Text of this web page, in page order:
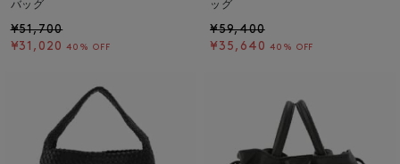
バッグ
¥51,700
¥31,020 40% OFF
ッグ
¥59,400
¥35,640 40% OFF